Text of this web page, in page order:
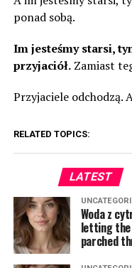
ponad sobą.
Im jesteśmy starsi,
przyjaciół.Zamiast
Przyjaciele odchodzą.
RELATED TOPICS:
LATEST
Woda z
letting
parched